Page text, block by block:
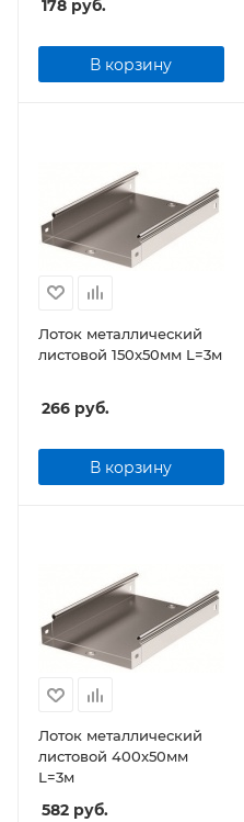
178 руб.
В корзину
Лоток металлический
листовой 150x50мм L=3м
266 руб.
В корзину
Лоток металлический
листовой 400x50мм
L=3м
582 руб.